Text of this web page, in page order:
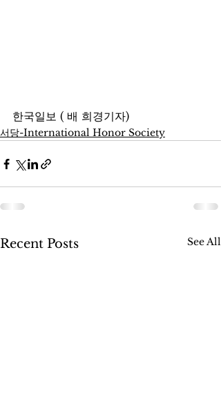
한국일보 ( 배 희경기자)
서당-International Honor Society
Recent Posts See All